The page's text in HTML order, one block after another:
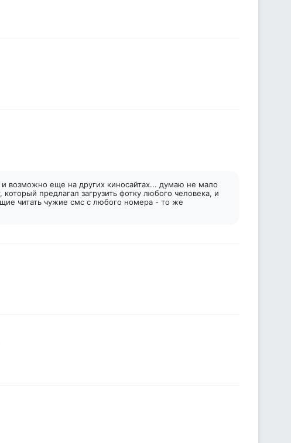
и возможно еще на других киносайтах... думаю не мало
предлагал загрузить фотку любого человека, и
читать чужие смс с любого номера - то же